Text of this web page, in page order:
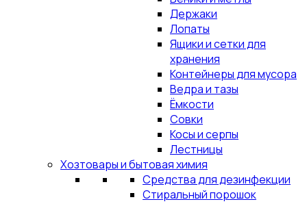
Держаки
Лопаты
Ящики и сетки для
хранения
Контейнеры для мусора
Ведра и тазы
Ёмкости
Совки
Косы и серпы
Лестницы
Хозтовары и бытовая химия
Средства для дезинфекции
Стиральный порошок